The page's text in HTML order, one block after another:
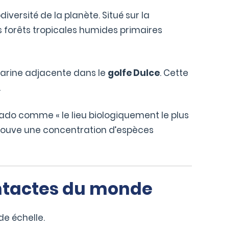
de la planète. Situé sur la
forêts tropicales humides primaires
adjacente dans le golfe Dulce. Cette
comme « le lieu biologiquement le plus
une concentration d’espèces
du monde
échelle.